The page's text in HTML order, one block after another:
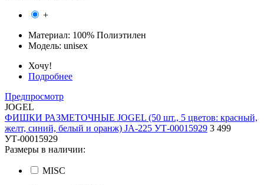
+
Материал: 100% Полиэтилен
Модель: unisex
Хочу!
Подробнее
Предпросмотр
JOGEL
ФИШКИ РАЗМЕТОЧНЫЕ JOGEL (50 шт., 5 цветов: красный,
желт, синий, белый и оранж) JA-225 УТ-00015929 3 499
УТ-00015929
Размеры в наличии:
MISC